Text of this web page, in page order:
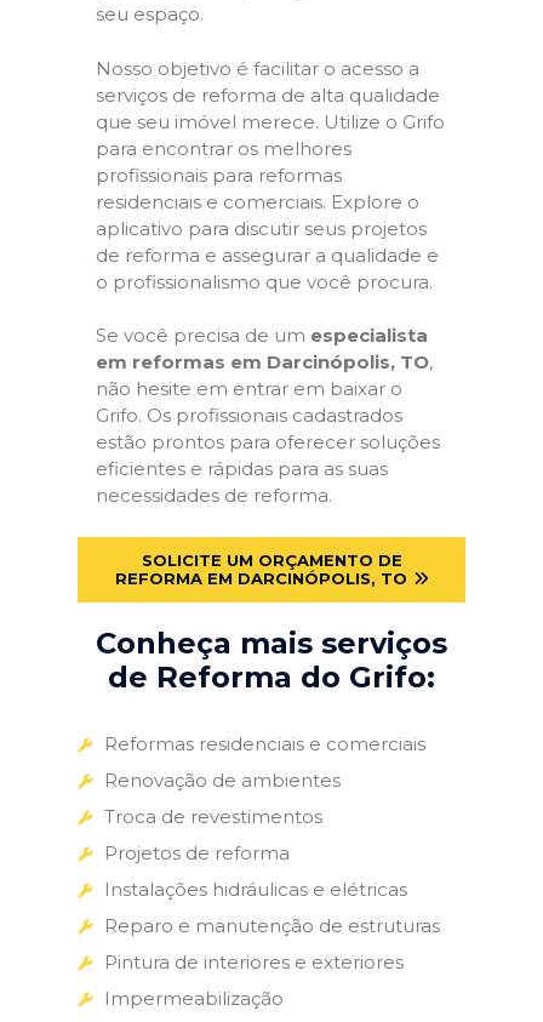
seu espaço.
Nosso objetivo é facilitar o acesso a
serviços de reforma de alta qualidade
que seu imóvel merece. Utilize o Grifo
para encontrar os melhores
profissionais para reformas
residenciais e comerciais. Explore o
aplicativo para discutir seus projetos
de reforma e assegurar a qualidade e
o profissionalismo que você procura.
Se você precisa de um especialista
em reformas em Darcinópolis, TO,
não hesite em entrar em baixar o
Grifo. Os profissionais cadastrados
estão prontos para oferecer soluções
eficientes e rápidas para as suas
necessidades de reforma.
SOLICITE UM ORÇAMENTO DE
REFORMA EM DARCINÓPOLIS, TO
Conheça mais serviços
de Reforma do Grifo:
Reformas residenciais e comerciais
Renovação de ambientes
Troca de revestimentos
Projetos de reforma
Instalações hidráulicas e elétricas
Reparo e manutenção de estruturas
Pintura de interiores e exteriores
Impermeabilização